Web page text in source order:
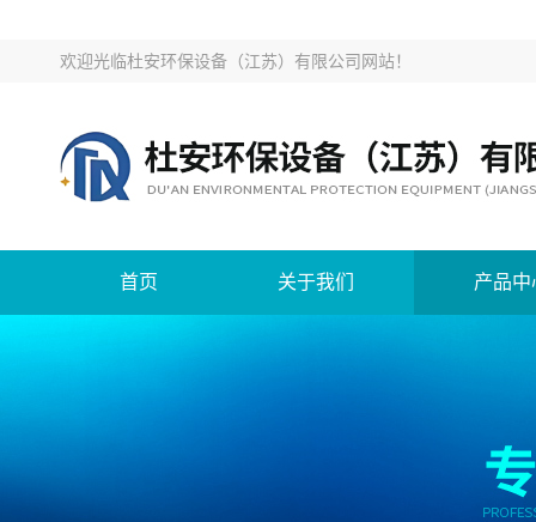
欢迎光临杜安环保设备（江苏）有限公司网站！
首页 关于我们 产品中